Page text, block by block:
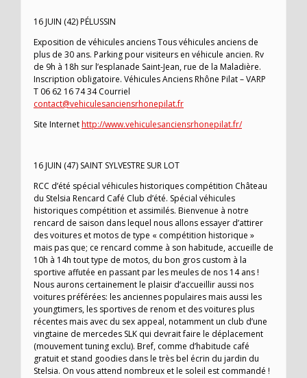
16 JUIN (42) PÉLUSSIN
Exposition de véhicules anciens Tous véhicules anciens de
plus de 30 ans. Parking pour visiteurs en véhicule ancien. Rv
de 9h à 18h sur l’esplanade Saint-Jean, rue de la Maladière.
Inscription obligatoire. Véhicules Anciens Rhône Pilat – VARP
T 06 62 16 74 34 Courriel
contact@vehiculesanciensrhonepilat.fr
Site Internethttp://www.vehiculesanciensrhonepilat.fr/
16 JUIN (47) SAINT SYLVESTRE SUR LOT
RCC d’été spécial véhicules historiques compétition Château
du Stelsia Rencard Café Club d’été. Spécial véhicules
historiques compétition et assimilés. Bienvenue à notre
rencard de saison dans lequel nous allons essayer d’attirer
des voitures et motos de type « compétition historique »
mais pas que; ce rencard comme à son habitude, accueille de
10h à 14h tout type de motos, du bon gros custom à la
sportive affutée en passant par les meules de nos 14 ans !
Nous aurons certainement le plaisir d’accueillir aussi nos
voitures préférées: les anciennes populaires mais aussi les
youngtimers, les sportives de renom et des voitures plus
récentes mais avec du sex appeal, notamment un club d’une
vingtaine de mercedes SLK qui devrait faire le déplacement
(mouvement tuning exclu). Bref, comme d’habitude café
gratuit et stand goodies dans le très bel écrin du jardin du
Stelsia. On vous attend nombreux et le soleil est commandé !